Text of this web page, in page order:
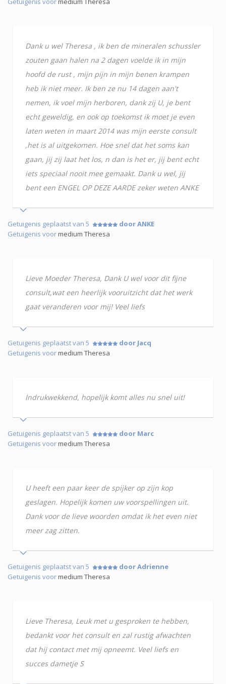
Dank u wel Theresa , ik ben de mineralen schussler
zouten gaan halen na 2 dagen voelde ik in mijn
hoofd de rust , mijn pijn in mijn benen krampen
heb ik niet meer. Ik ben ze nu 14 dagen aan't
nemen, ik voel mijn herboren, dank zij U, je bent
echt geweldig, en ook op toekomst ik moet je even
laten weten in maart 2014 was mijn eerste consult
,het is al uitgekomen. Hoe snel dat het soms kan
gaan, jij zij laat het los, n dan is het er, jij bent echt
iets speciaal nooit mee gemaakt. Dank u wel, jij
bent een ENGEL OP DEZE AARDE zeker weten ANKE
Getuigenis geplaatst van 5
door ANKE
Getuigenis voormedium Theresa
Lieve Moeder Theresa, Dank U wel voor dit fijne
consult,wat een heerlijk vooruitzicht dat het werk
gaat veranderen voor mij! Veel liefs
Getuigenis geplaatst van 5
door Jacq
Getuigenis voormedium Theresa
Indrukwekkend, hopelijk komt alles nu snel uit!
Getuigenis geplaatst van 5
door Marc
Getuigenis voormedium Theresa
U heeft een paar keer de spijker op zijn kop
geslagen. Hopelijk komen uw voorspellingen uit.
Dank voor de lieve woorden omdat ik het even niet
meer zag zitten.
Getuigenis geplaatst van 5
door Adrienne
Getuigenis voormedium Theresa
Lieve Theresa, Leuk met u gesproken te hebben,
bedankt voor het consult en zal rustig afwachten
dat hij contact met mij opneemt. Veel liefs en
succes dametje S